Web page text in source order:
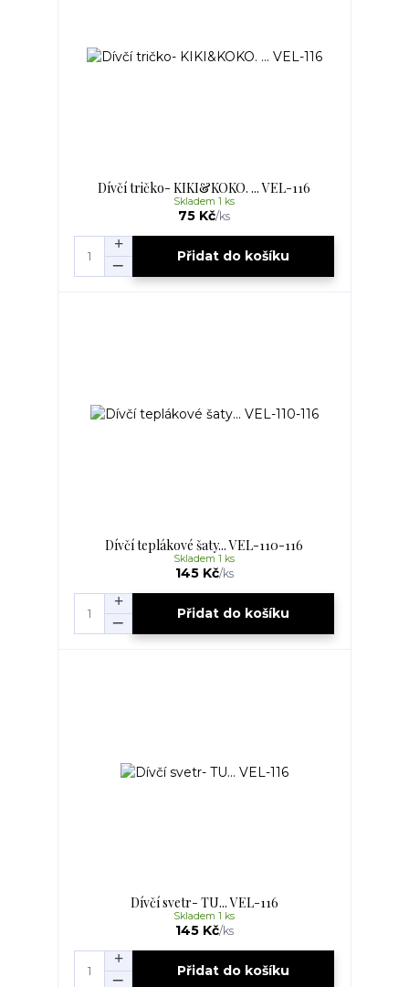
Dívčí tričko- KIKI&KOKO. ... VEL-116
75 Kč/ks
Skladem 1 ks
Přidat do košíku
Dívčí teplákové šaty... VEL-110-116
145 Kč/ks
Skladem 1 ks
Přidat do košíku
Dívčí svetr- TU... VEL-116
145 Kč/ks
Skladem 1 ks
Přidat do košíku